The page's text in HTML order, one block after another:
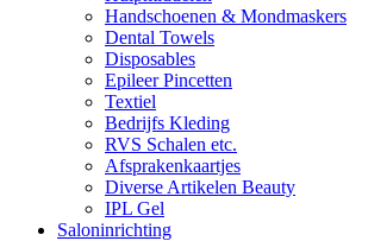
Handschoenen & Mondmaskers
Dental Towels
Disposables
Epileer Pincetten
Textiel
Bedrijfs Kleding
RVS Schalen etc.
Afsprakenkaartjes
Diverse Artikelen Beauty
IPL Gel
Saloninrichting